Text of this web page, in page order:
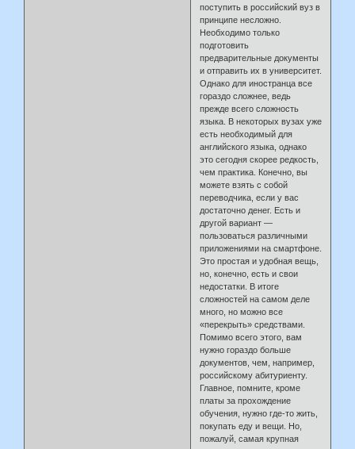
поступить в российский вуз в
принципе несложно.
Необходимо только
подготовить
предварительные документы
и отправить их в университет.
Однако для иностранца все
гораздо сложнее, ведь
прежде всего сложность
языка. В некоторых вузах уже
есть необходимый для
английского языка, однако
это сегодня скорее редкость,
чем практика. Конечно, вы
можете взять с собой
переводчика, если у вас
достаточно денег. Есть и
другой вариант —
пользоваться различными
приложениями на смартфоне.
Это простая и удобная вещь,
но, конечно, есть и свои
недостатки. В итоге
сложностей на самом деле
много, но можно все
«перекрыть» средствами.
Помимо всего этого, вам
нужно гораздо больше
документов, чем, например,
российскому абитуриенту.
Главное, помните, кроме
платы за прохождение
обучения, нужно где-то жить,
покупать еду и вещи. Но,
пожалуй, самая крупная